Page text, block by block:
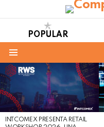
POPULAR
LATEST
STORIES
INTCOMEX PRESENTA RETAIL